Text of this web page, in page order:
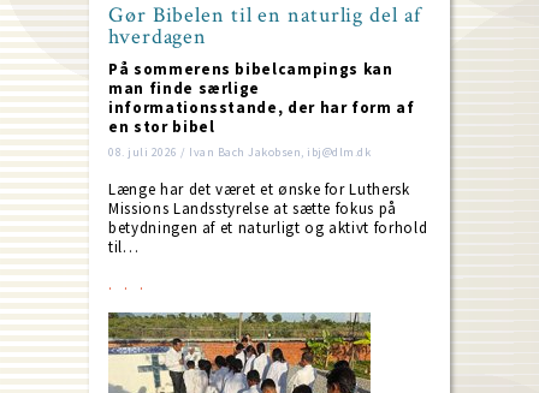
Gør Bibelen til en naturlig del af
hverdagen
På sommerens bibelcampings kan
man finde særlige
informationsstande, der har form af
en stor bibel
08. juli 2026 / Ivan Bach Jakobsen, ibj@dlm.dk
Længe har det været et ønske for Luthersk
Missions Landsstyrelse at sætte fokus på
betydningen af et naturligt og aktivt forhold
til…